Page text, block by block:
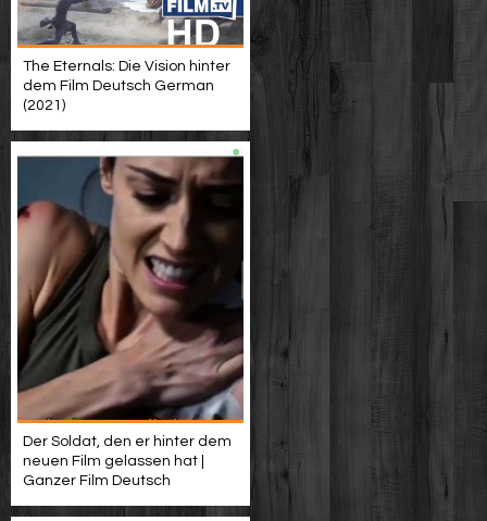
The Eternals: Die Vision hinter
dem Film Deutsch German
(2021)
Der Soldat, den er hinter dem
neuen Film gelassen hat |
Ganzer Film Deutsch